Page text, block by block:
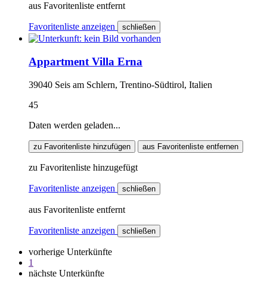
aus Favoritenliste entfernt
Favoritenliste anzeigen schließen
Appartment Villa Erna
39040 Seis am Schlern, Trentino-Südtirol, Italien
45
Daten werden geladen...
zu Favoritenliste hinzufügen aus Favoritenliste entfernen
zu Favoritenliste hinzugefügt
Favoritenliste anzeigen schließen
aus Favoritenliste entfernt
Favoritenliste anzeigen schließen
vorherige Unterkünfte
1
nächste Unterkünfte